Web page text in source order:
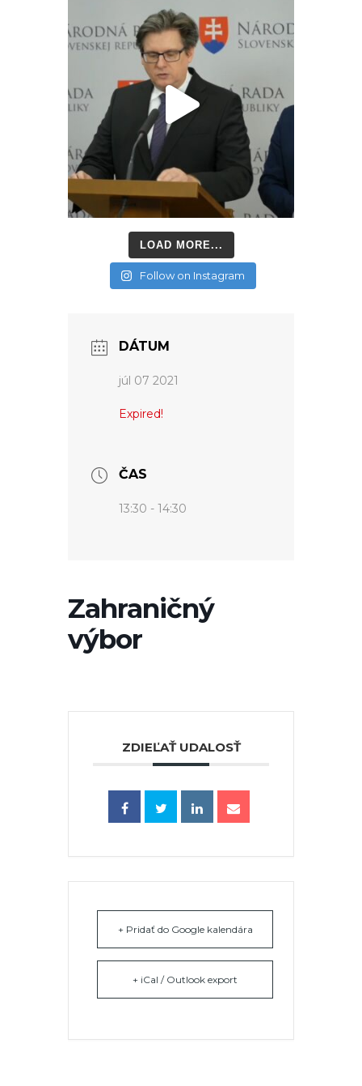
LOAD MORE...
Follow on Instagram
DÁTUM
júl 07 2021
Expired!
ČAS
13:30 - 14:30
Zahraničný
výbor
ZDIEĽAŤ UDALOSŤ
+ Pridať do Google kalendára
+ iCal / Outlook export